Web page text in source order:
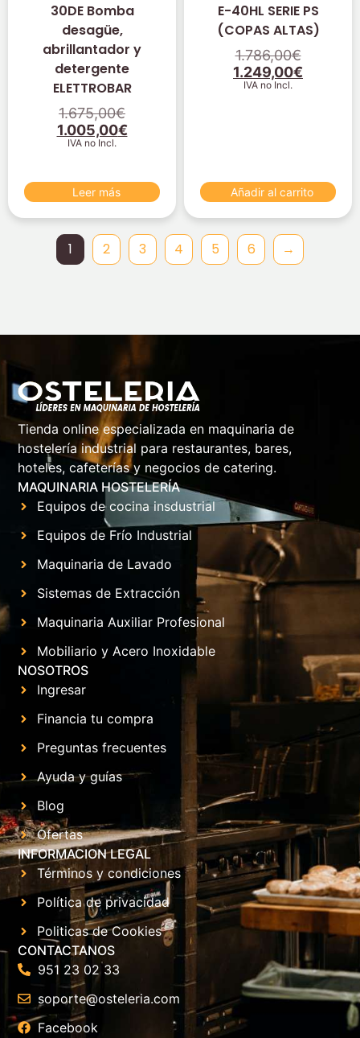
30DE Bomba
desagüe,
abrillantador y
detergente
ELETTROBAR
1.675,00€
1.005,00€
IVA no Incl.
Leer más
E-40HL SERIE PS
(COPAS ALTAS)
1.786,00€
1.249,00€
IVA no Incl.
Añadir al carrito
1 2 3 4 5 6 →
Tienda online especializada en maquinaria de
hostelería industrial para restaurantes, bares,
hoteles, cafeterías y negocios de catering.
MAQUINARIA HOSTELERÍA
Equipos de cocina insdustrial
Equipos de Frío Industrial
Maquinaria de Lavado
Sistemas de Extracción
Maquinaria Auxiliar Profesional
Mobiliario y Acero Inoxidable
NOSOTROS
Ingresar
Financia tu compra
Preguntas frecuentes
Ayuda y guías
Blog
Ofertas
INFORMACION LEGAL
Términos y condiciones
Política de privacidad
Politicas de Cookies
CONTACTANOS
951 23 02 33
soporte@osteleria.com
Facebook